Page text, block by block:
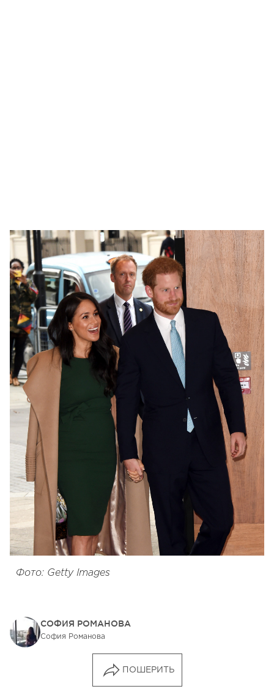
Фото: Getty Images
СОФИЯ РОМАНОВА
София Романова
ПОШЕРИТЬ